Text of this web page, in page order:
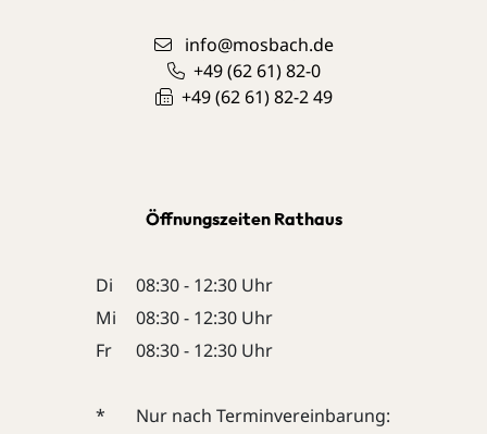
info@mosbach.de
+49 (62 61) 82-0
+49 (62 61) 82-2 49
Öffnungszeiten Rathaus
Di
08:30 - 12:30 Uhr
Mi
08:30 - 12:30 Uhr
Fr
08:30 - 12:30 Uhr
*
Nur nach Terminvereinbarung: